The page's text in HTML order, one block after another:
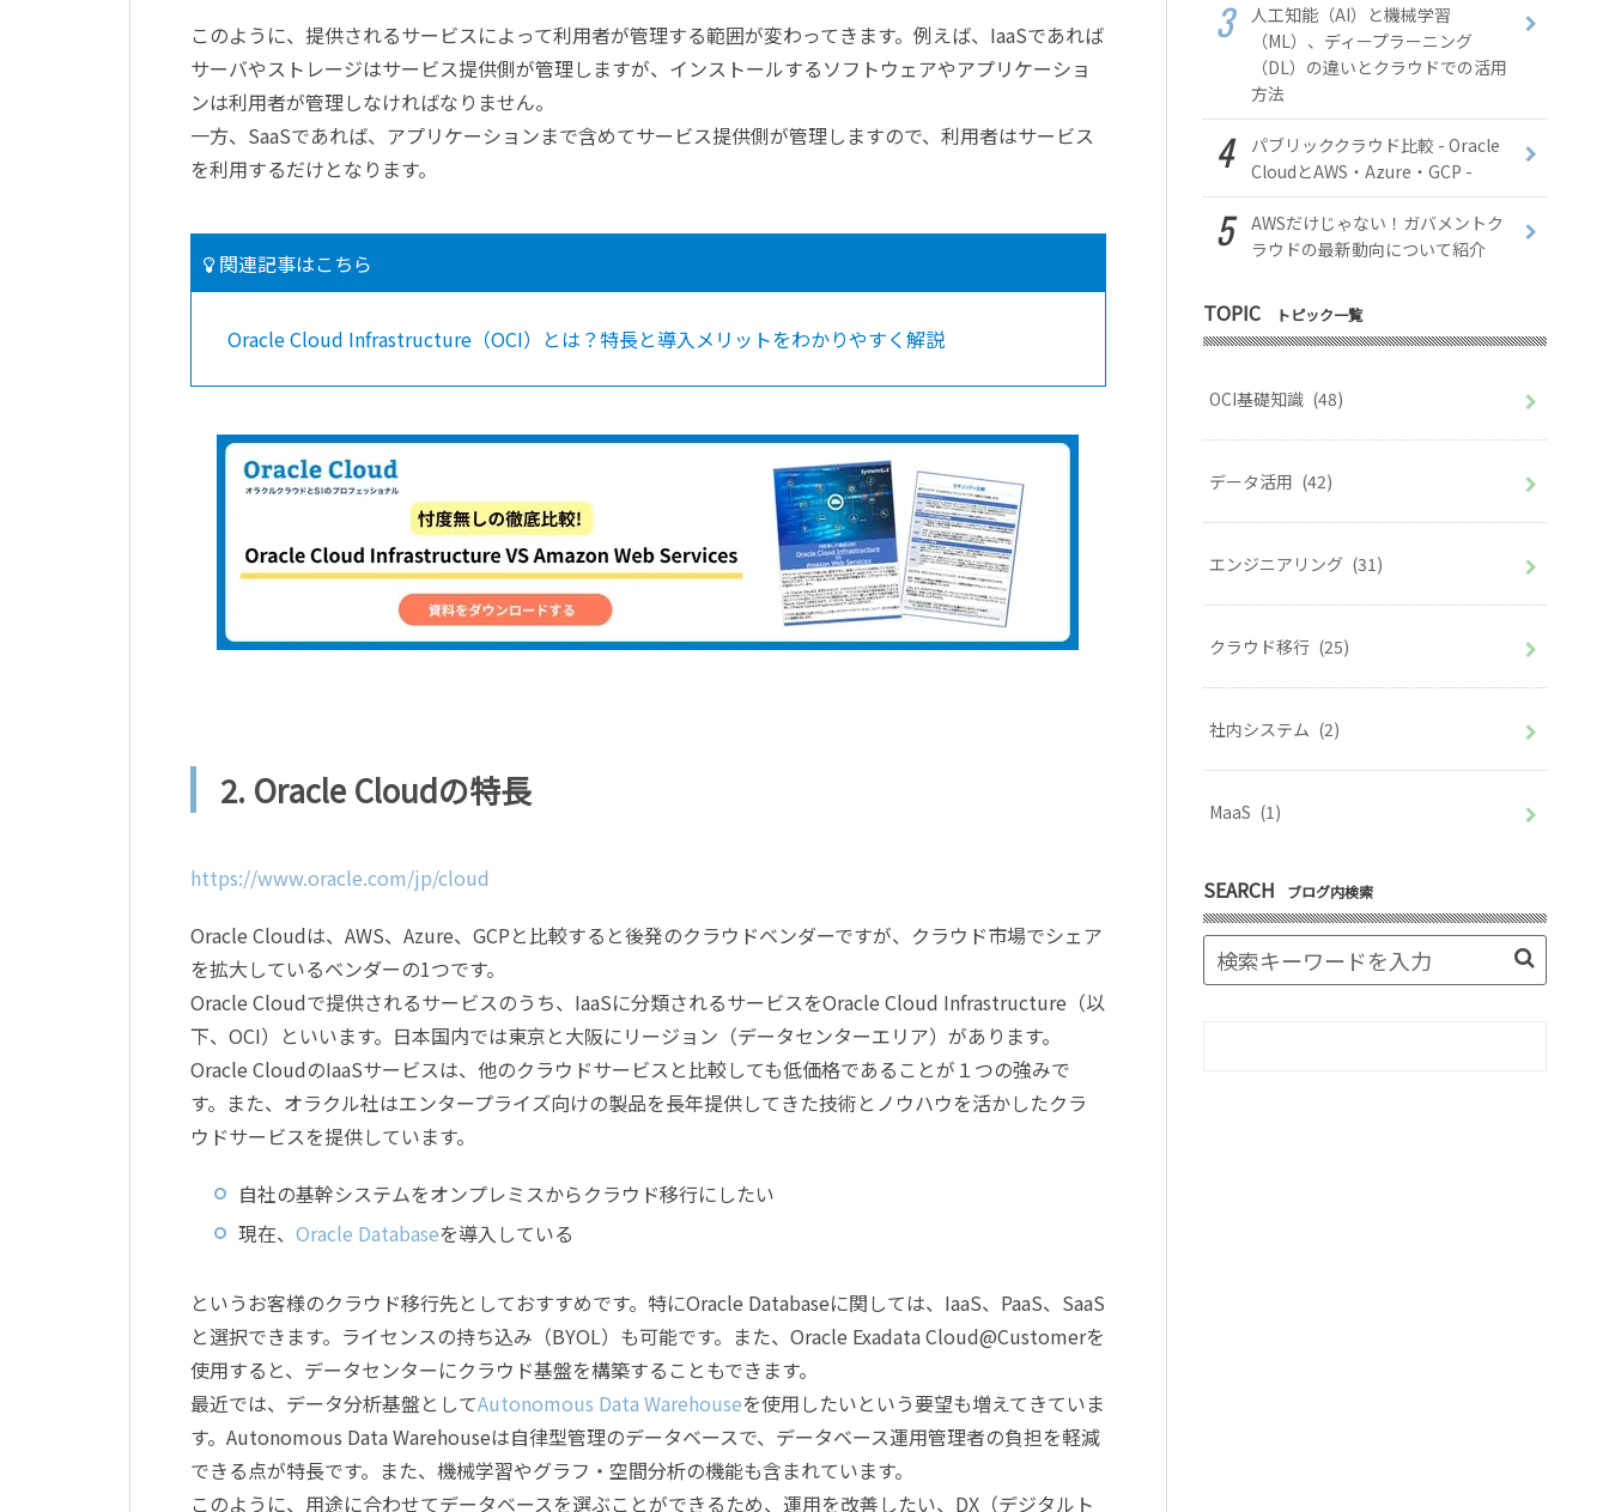
このように、提供されるサービスによって利用者が管理する範囲が変わってきます。例えば、IaaSであれば
サーバやストレージはサービス提供側が管理しますが、インストールするソフトウェアやアプリケーショ
ンは利用者が管理しなければなりません。
一方、SaaSであれば、アプリケーションまで含めてサービス提供側が管理しますので、利用者はサービス
を利用するだけとなります。
関連記事はこちら
Oracle Cloud Infrastructure（OCI）とは？特長と導入メリットをわかりやすく解説
2. Oracle Cloudの特長
https://www.oracle.com/jp/cloud
Oracle Cloudは、AWS、Azure、GCPと比較すると後発のクラウドベンダーですが、クラウド市場でシェア
を拡大しているベンダーの1つです。
Oracle Cloudで提供されるサービスのうち、IaaSに分類されるサービスをOracle Cloud Infrastructure（以
下、OCI）といいます。日本国内では東京と大阪にリージョン（データセンターエリア）があります。
Oracle CloudのIaaSサービスは、他のクラウドサービスと比較しても低価格であることが１つの強みで
す。また、オラクル社はエンタープライズ向けの製品を長年提供してきた技術とノウハウを活かしたクラ
ウドサービスを提供しています。
自社の基幹システムをオンプレミスからクラウド移行にしたい
現在、 Oracle Databaseを導入している
というお客様のクラウド移行先としておすすめです。特にOracle Databaseに関しては、IaaS、PaaS、SaaS
と選択できます。ライセンスの持ち込み（BYOL）も可能です。また、Oracle Exadata Cloud@Customerを
使用すると、データセンターにクラウド基盤を構築することもできます。
最近では、データ分析基盤としてAutonomous Data Warehouseを使用したいという要望も増えてきていま
す。Autonomous Data Warehouseは自律型管理のデータベースで、データベース運用管理者の負担を軽減
できる点が特長です。また、機械学習やグラフ・空間分析の機能も含まれています。
このように、用途に合わせてデータベースを選ぶことができるため、運用を改善したい、DX（デジタルト
人工知能（AI）と機械学習
（ML）、ディープラーニング
（DL）の違いとクラウドでの活用
方法
パブリッククラウド比較 - Oracle
CloudとAWS・Azure・GCP -
AWSだけじゃない！ガバメントク
ラウドの最新動向について紹介
TOPIC トピック一覧
OCI基礎知識 (48)
データ活用 (42)
エンジニアリング (31)
クラウド移行 (25)
社内システム (2)
MaaS (1)
SEARCH ブログ内検索